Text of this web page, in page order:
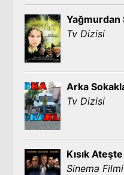
Yağmurdan
Tv Dizisi
Arka
Tv Dizisi
Kısık
Sinema Filmi